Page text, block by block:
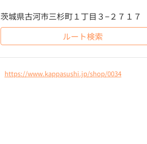
茨城県古河市三杉町１丁目３−２７１７
ルート検索
https://www.kappasushi.jp/shop/0034